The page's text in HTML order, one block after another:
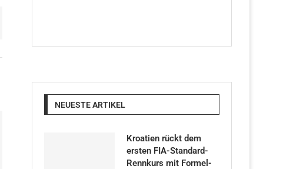
NEUESTE ARTIKEL
Kroatien rückt dem
ersten FIA-Standard-
Rennkurs mit Formel-